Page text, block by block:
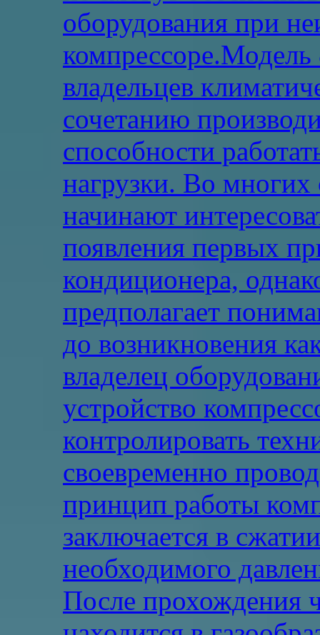
оборудования при
компрессоре.Модель
владельцев
сочетанию
способности
нагрузки. Во многих
начинают
появления первых
кондиционера,
предполагает
до возникновения
владелец
устройство
контролировать
своевременно
принцип работы
заключается в
необходимого
После прохождения